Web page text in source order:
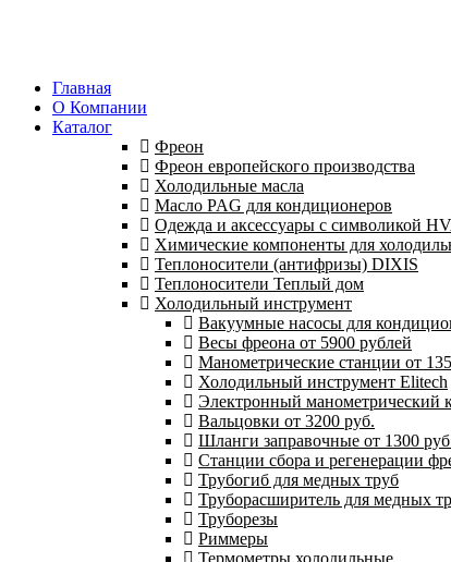
Главная
О Компании
Каталог
Фреон
Фреон европейского производства
Холодильные масла
Масло PAG для кондиционеров
Одежда и аксессуары с символикой
Химические компоненты для
Теплоносители (антифризы) DIXIS
Теплоносители Теплый дом
Холодильный инструмент
Вакуумные насосы для
Весы фреона от 5900 рублей
Манометрические станции от
Холодильный инструмент Elitech
Электронный манометрический
Вальцовки от 3200 руб.
Шланги заправочные от 1300
Станции сбора и регенерации
Трубогиб для медных труб
Труборасширитель для медных
Труборезы
Риммеры
Термометры холодильные